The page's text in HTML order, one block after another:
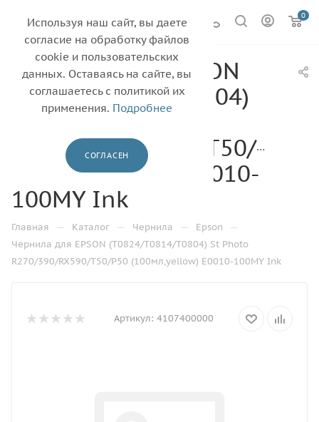
0
Чернила для EPSON
(Т0824/T0814/T0804)
St Photo
R270/390/RX590/T50/P50
(100мл,yellow) E0010-
100MY Ink
Главная — Каталог — Чернила — Epson —
Чернила для EPSON (Т0824/T0814/T0804) St Photo
R270/390/RX590/T50/P50 (100мл,yellow) E0010-100MY Ink
Артикул: 4107400000
Используя наш сайт, вы даете
согласие на обработку файлов
cookie и пользовательских
данных. Оставаясь на сайте, вы
соглашаетесь с политикой их
применения. Подробнее
СОГЛАСЕН